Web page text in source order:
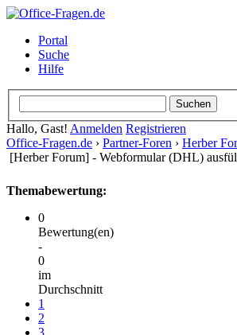
Portal
Suche
Hilfe
Hallo, Gast! Anmelden Registrieren
Office-Fragen.de › Partner-Foren › Herber
[Herber Forum] - Webformular (DHL)
Themabewertung:
0
Bewertung(en)
-
0
im
Durchschnitt
1
2
3